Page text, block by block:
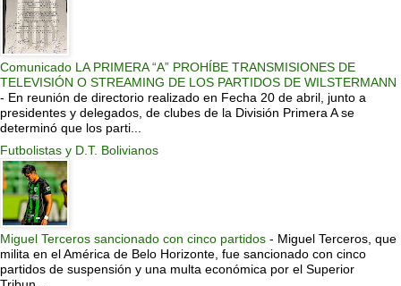
Comunicado LA PRIMERA “A” PROHÍBE TRANSMISIONES DE
TELEVISIÓN O STREAMING DE LOS PARTIDOS DE WILSTERMANN
- En reunión de directorio realizado en Fecha 20 de abril, junto a
presidentes y delegados, de clubes de la División Primera A se
determinó que los parti...
Futbolistas y D.T. Bolivianos
Miguel Terceros sancionado con cinco partidos - Miguel Terceros, que
milita en el América de Belo Horizonte, fue sancionado con cinco
partidos de suspensión y una multa económica por el Superior